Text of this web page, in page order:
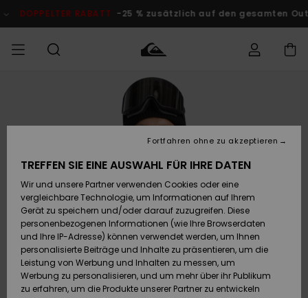
Produktinformation
RABATT -25 % zusätzlich auf den gesamten Outlet-
Kleidung
Accessoires
Schuhe&
Flip-Flops
Surf
Kleidung
Accessoires
Schuhe&
Flip-Flops
Surf
FRAUEN
Shop
Brandneu
Highlights
Snow
SURF
Surf Shop
Männer
Kinder
Highlights
Community
SNOW
Snow Shop
Männer
Snow Shop
Kinder
Snow Shop
Damen
Highlights
DOPPELTER
RABATT
Outlet
Herren
KINDER
Outlet
Frauen
Auf meine
Bestellung
zugreifen
Retouren
Bezahlung
Geschenkkarte
TREFFEN SIE EINE AUSWAHL FÜR IHRE DATEN
Wir und unsere Partner verwenden Cookies oder eine
vergleichbare Technologie, um Informationen auf Ihrem
Gerät zu speichern und/oder darauf zuzugreifen. Diese
personenbezogenen Informationen (wie Ihre Browserdaten
und Ihre IP-Adresse) können verwendet werden, um Ihnen
personalisierte Beiträge und Inhalte zu präsentieren, um die
Leistung von Werbung und Inhalten zu messen, um
Werbung zu personalisieren, und um mehr über ihr Publikum
zu erfahren, um die Produkte unserer Partner zu entwickeln
Fortfahren ohne zu akzeptieren